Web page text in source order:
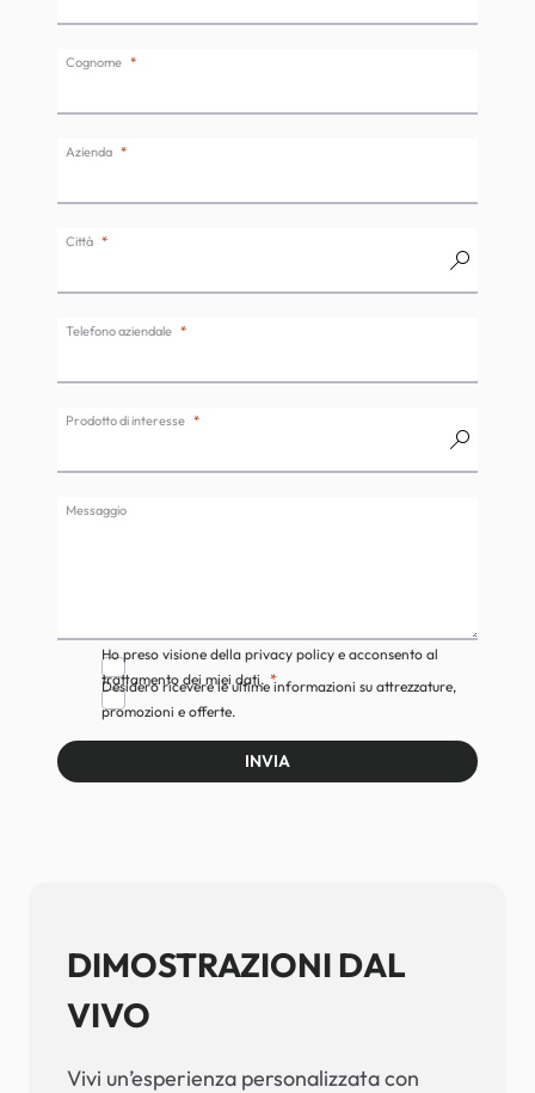
Cognome
Azienda
Città
Telefono aziendale
Prodotto di interesse
Messaggio
Ho preso visione della privacy policy e acconsento al
trattamento dei miei dati.
Desidero ricevere le ultime informazioni su attrezzature,
promozioni e offerte.
INVIA
DIMOSTRAZIONI DAL
VIVO
Vivi un’esperienza personalizzata con